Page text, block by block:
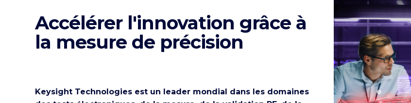
Accélérer l'innovation grâce à
la mesure de précision
Keysight Technologies est un leader mondial dans les domaines